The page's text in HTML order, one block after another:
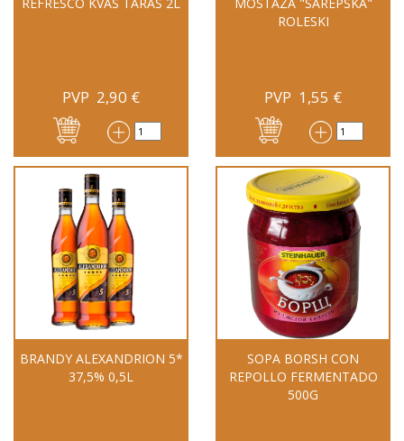
PVP 2,90 €
ROLESKI
PVP 1,55 €
BRANDY ALEXANDRION 5*
37,5% 0,5L
SOPA BORSH CON
REPOLLO FERMENTADO
500G